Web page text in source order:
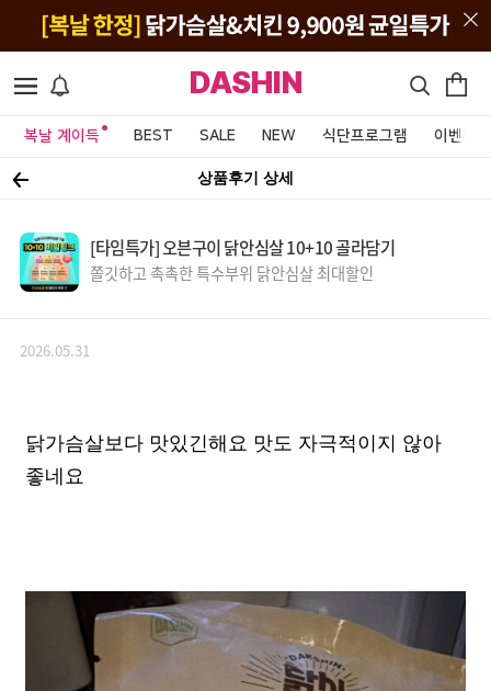
DASHIN
복날 계이득 BEST SALE NEW 식단프로그램 이벤트&
상품후기 상세
[타임특가] 오븐구이 닭안심살 10+10 골라담기
쫄깃하고 촉촉한 특수부위 닭안심살 최대할인
2026.05.31
닭가슴살보다 맛있긴해요 맛도 자극적이지 않아
좋네요